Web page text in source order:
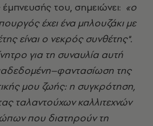
του, σημειώνει: «ο
έχει ένα μπλουζάκι με
είναι ο νεκρός συνθέτης".
για τη συναυλία αυτή
της
μου ζωής: η συγκρότηση,
ταλαντούχων καλλιτεχνών
που διατηρούν τη